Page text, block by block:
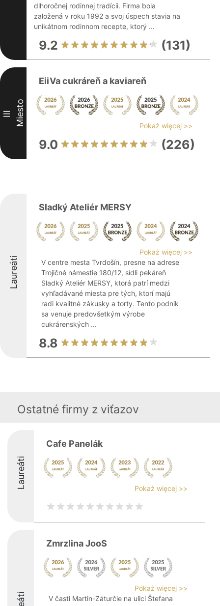
dlhoročnej rodinnej tradícii. Firma bola
založená v roku 1992 a svoj úspech stavia na
unikátnom rodinnom recepte, ktorý ...
9.2 (131)
III Miesto
EiiVa cukráreň a kaviareň
Pokaż więcej >>
9.0 (226)
Laureáti
Sladký Ateliér MERSY
Pokaż więcej >>
V centre mesta Tvrdošín, presne na adrese
Trojičné námestie 180/12, sídli pekáreň
Sladký Ateliér MERSY, ktorá patrí medzi
vyhľadávané miesta pre tých, ktorí majú
radi kvalitné zákusky a torty. Tento podnik
sa venuje predovšetkým výrobe
cukrárenských ...
8.8
Ostatné firmy z viťazov
Laureáti
Cafe Panelák
Pokaż więcej >>
Zmrzlina JooS
Pokaż więcej >>
V časti Martin-Záturčie na ulici Štefana